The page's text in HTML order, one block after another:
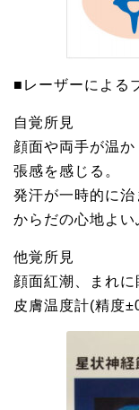
■レーザーによる
自覚所見
顔面や両手が温
張感を感じる。
発汗が一時的に治
からだの心地よい
他覚所見
顔面紅潮、まれに
皮膚温度計(精度